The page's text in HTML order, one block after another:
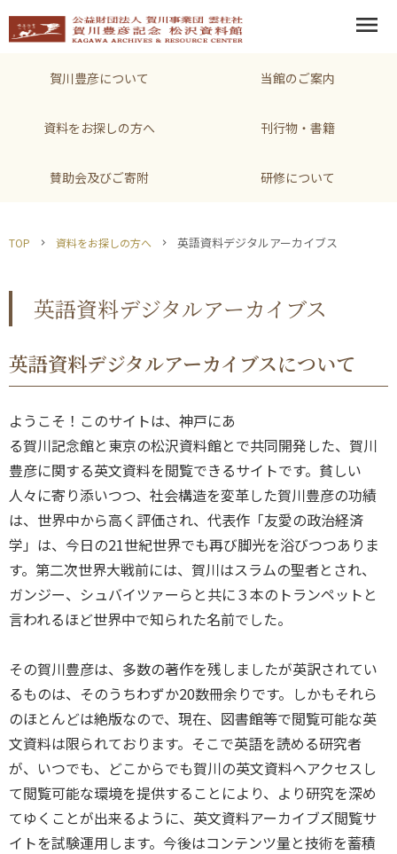
menu
賀川豊彦について 当館のご案内
資料をお探しの方へ 刊行物・書籍
賛助会及びご寄附 研修について
TOP chevron_right 資料をお探しの方へ chevron_right 英語資料デジタルアーカイブス
英語資料デジタルアーカイブス
英語資料デジタルアーカイブスについて
ようこそ！このサイトは、神戸にあ
る賀川記念館と東京の松沢資料館とで共同開発した、賀川
豊彦に関する英文資料を閲覧できるサイトです。貧しい
人々に寄り添いつつ、社会構造を変革した賀川豊彦の功績
は、世界中から高く評価され、代表作「友愛の政治経済
学」は、今日の21世紀世界でも再び脚光を浴びつつありま
す。第二次世界大戦前には、賀川はスラムの聖者とされ、
ガンジー、シュバイツァーらと共に３本のトランペットと
言われるほど世界中で知られた名前でした。
その賀川豊彦は、多数の著作を残しましたが英訳されてい
るものは、そのうちわずか20数冊余りです。しかもそれら
のほとんどは絶版なので、現在、図書館等で閲覧可能な英
文資料は限られております。そこで英語を読める研究者
が、いつでも、どこからでも賀川の英文資料へアクセスし
て閲覧可能な環境を提供することにより、より研究を深め
てゆくことが出来るように、英文資料アーカイブズ閲覧サ
イトを試験運用します。今後はコンテンツ量と技術を蓄積